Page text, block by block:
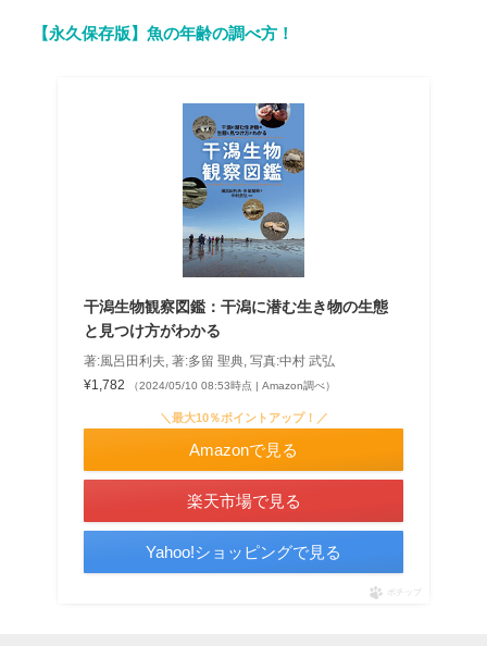
【永久保存版】魚の年齢の調べ方！
干潟生物観察図鑑：干潟に潜む生き物の生態
と見つけ方がわかる
著:風呂田利夫, 著:多留 聖典, 写真:中村 武弘
¥1,782
（2024/05/10 08:53時点 | Amazon調べ）
＼最大10％ポイントアップ！／
Amazonで見る
楽天市場で見る
Yahoo!ショッピングで見る
ポチップ